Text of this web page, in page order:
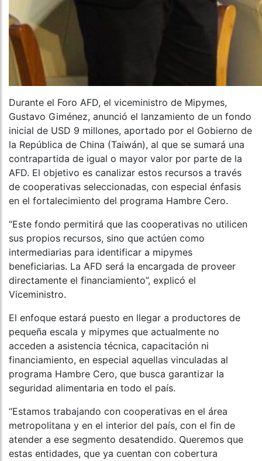
Durante el Foro AFD, el viceministro de Mipymes,
Gustavo Giménez, anunció el lanzamiento de un fondo
inicial de USD 9 millones, aportado por el Gobierno de
la República de China (Taiwán), al que se sumará una
contrapartida de igual o mayor valor por parte de la
AFD. El objetivo es canalizar estos recursos a través
de cooperativas seleccionadas, con especial énfasis
en el fortalecimiento del programa Hambre Cero.
“Este fondo permitirá que las cooperativas no utilicen
sus propios recursos, sino que actúen como
intermediarias para identificar a mipymes
beneficiarias. La AFD será la encargada de proveer
directamente el financiamiento”, explicó el
Viceministro.
El enfoque estará puesto en llegar a productores de
pequeña escala y mipymes que actualmente no
acceden a asistencia técnica, capacitación ni
financiamiento, en especial aquellas vinculadas al
programa Hambre Cero, que busca garantizar la
seguridad alimentaria en todo el país.
“Estamos trabajando con cooperativas en el área
metropolitana y en el interior del país, con el fin de
atender a ese segmento desatendido. Queremos que
estas entidades, que ya cuentan con cobertura